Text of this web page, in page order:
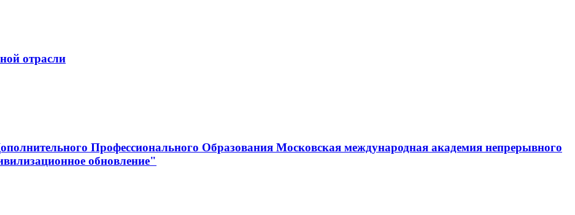
отрасли
Профессионального Образования Московская международная академия непрерывного
обновление"